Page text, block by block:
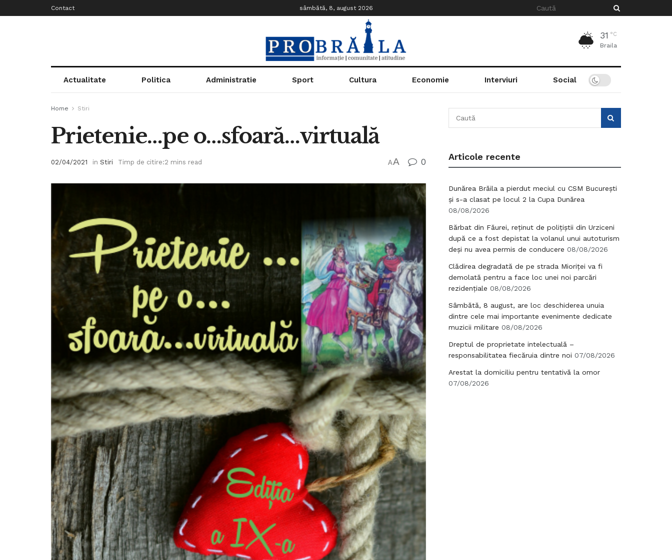
Contact sâmbătă, 8, august 2026
31 °C
Braila
Actualitate Politica Administratie Sport Cultura Economie Interviuri Social
Home Stiri
Prietenie…pe o…sfoară…virtuală
02/04/2021 in Stiri Timp de citire:2 mins read AA 0 Articole recente
Dunărea Brăila a pierdut meciul cu CSM București
și s-a clasat pe locul 2 la Cupa Dunărea
08/08/2026
Bărbat din Făurei, reținut de polițiștii din Urziceni
după ce a fost depistat la volanul unui autoturism
deși nu avea permis de conducere 08/08/2026
Clădirea degradată de pe strada Mioriței va fi
demolată pentru a face loc unei noi parcări
rezidențiale 08/08/2026
Sâmbătă, 8 august, are loc deschiderea unuia
dintre cele mai importante evenimente dedicate
muzicii militare 08/08/2026
Dreptul de proprietate intelectuală –
responsabilitatea fiecăruia dintre noi 07/08/2026
Arestat la domiciliu pentru tentativă la omor
07/08/2026